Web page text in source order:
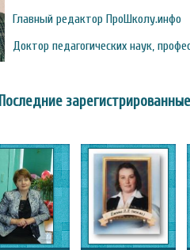
Главный редактор ПроШколу.инфо
Доктор педагогических наук,
Последние